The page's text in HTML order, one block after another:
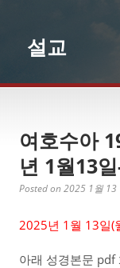
설교
여호수아
년 1월13
Posted on 2025 1월 13
2025년 1월 13일(
아래 성경본문 pdf